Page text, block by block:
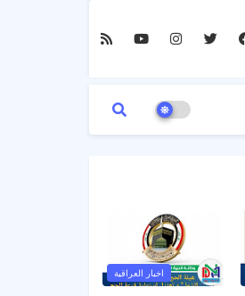
اخبار العراقية